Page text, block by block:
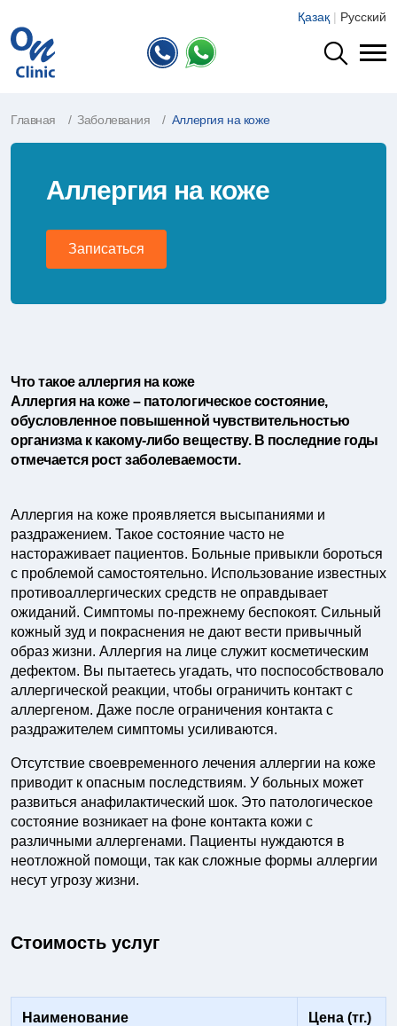
Қазақ | Русский
Главная Заболевания Аллергия на коже
Аллергия на коже
Записаться
Что такое аллергия на коже
Аллергия на коже – патологическое состояние,
обусловленное повышенной чувствительностью
организма к какому-либо веществу. В последние годы
отмечается рост заболеваемости.
Аллергия на коже проявляется высыпаниями и
раздражением. Такое состояние часто не
настораживает пациентов. Больные привыкли бороться
с проблемой самостоятельно. Использование известных
противоаллергических средств не оправдывает
ожиданий. Симптомы по-прежнему беспокоят. Сильный
кожный зуд и покраснения не дают вести привычный
образ жизни. Аллергия на лице служит косметическим
дефектом. Вы пытаетесь угадать, что поспособствовало
аллергической реакции, чтобы ограничить контакт с
аллергеном. Даже после ограничения контакта с
раздражителем симптомы усиливаются.
Отсутствие своевременного лечения аллергии на коже
приводит к опасным последствиям. У больных может
развиться анафилактический шок. Это патологическое
состояние возникает на фоне контакта кожи с
различными аллергенами. Пациенты нуждаются в
неотложной помощи, так как сложные формы аллергии
несут угрозу жизни.
Стоимость услуг
Наименование Цена (тг.)